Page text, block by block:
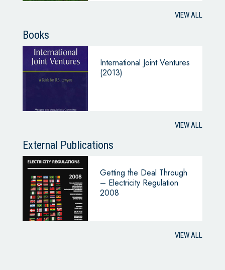
VIEW ALL
Books
International Joint Ventures
(2013)
VIEW ALL
External Publications
Getting the Deal Through
– Electricity Regulation
2008
VIEW ALL